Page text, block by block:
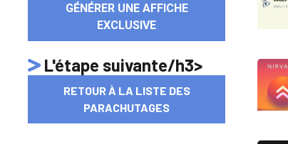
GÉNÉRER UNE AFFICHE
EXCLUSIVE
L'étape suivante/h3>
RETOUR À LA LISTE DES
PARACHUTAGES